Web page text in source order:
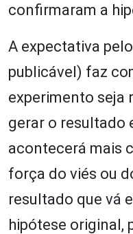
confirmaram a
A expectativa
publicável) faz
experimento seja
gerar o resultado
acontecerá mais
força do viés ou
resultado que vá
hipótese original,